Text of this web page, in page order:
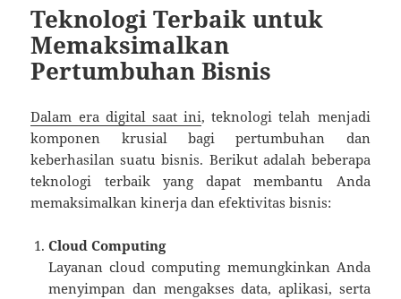
Teknologi Terbaik untuk
Memaksimalkan
Pertumbuhan Bisnis
Dalam era digital saat ini, teknologi telah menjadi
komponen krusial bagi pertumbuhan dan
keberhasilan suatu bisnis. Berikut adalah beberapa
teknologi terbaik yang dapat membantu Anda
memaksimalkan kinerja dan efektivitas bisnis:
Cloud Computing
Layanan cloud computing memungkinkan Anda
menyimpan dan mengakses data, aplikasi, serta